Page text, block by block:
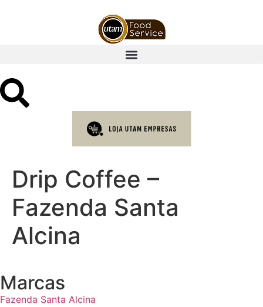
Drip Coffee –
Fazenda Santa
Alcina
Marcas
Fazenda Santa Alcina